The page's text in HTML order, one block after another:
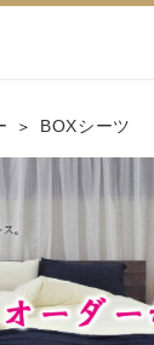
BOXシーツ